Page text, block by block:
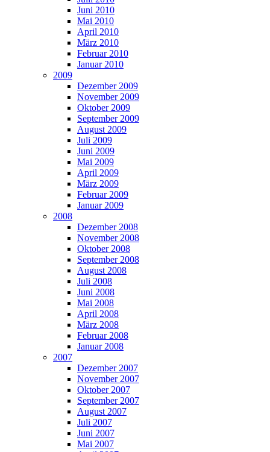
Juni 2010
Mai 2010
April 2010
März 2010
Februar 2010
Januar 2010
2009
Dezember 2009
November 2009
Oktober 2009
September 2009
August 2009
Juli 2009
Juni 2009
Mai 2009
April 2009
März 2009
Februar 2009
Januar 2009
2008
Dezember 2008
November 2008
Oktober 2008
September 2008
August 2008
Juli 2008
Juni 2008
Mai 2008
April 2008
März 2008
Februar 2008
Januar 2008
2007
Dezember 2007
November 2007
Oktober 2007
September 2007
August 2007
Juli 2007
Juni 2007
Mai 2007